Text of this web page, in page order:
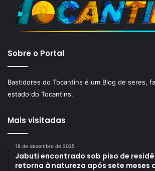
Sobre o Portal
Bastidores do Tocantins é um Blog de seres,
estado do Tocantins.
Mais visitadas
18 de dezembro de 2025
Jabuti encontrado sob piso de
retorna à natureza após sete meses